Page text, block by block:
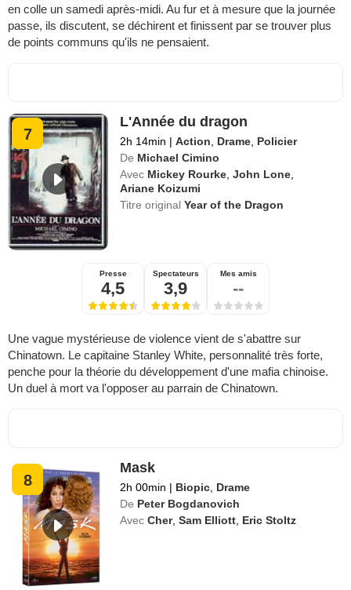
en colle un samedi après-midi. Au fur et à mesure que la journée
passe, ils discutent, se déchirent et finissent par se trouver plus
de points communs qu'ils ne pensaient.
7
L'Année du dragon
2h 14min | Action Drame Policier
De Michael Cimino
Avec Mickey Rourke ,John Lone
Ariane Koizumi
Titre originalYear of the Dragon
Presse
4,5
Spectateurs
3,9
Mes amis
--
Une vague mystérieuse de violence vient de s'abattre sur
Chinatown. Le capitaine Stanley White, personnalité très forte,
penche pour la théorie du développement d'une mafia chinoise.
Un duel à mort va l'opposer au parrain de Chinatown.
8
Mask
2h 00min | Biopic Drame
De Peter Bogdanovich
Avec Cher,Sam Elliott Eric Stoltz